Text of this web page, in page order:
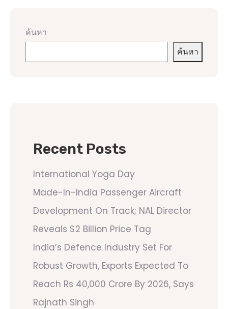
ค้นหา
ค้นหา
Recent Posts
International Yoga Day
Made-In-India Passenger Aircraft
Development On Track; NAL Director
Reveals $2 Billion Price Tag
India’s Defence Industry Set For
Robust Growth, Exports Expected To
Reach Rs 40,000 Crore By 2026, Says
Rajnath Singh